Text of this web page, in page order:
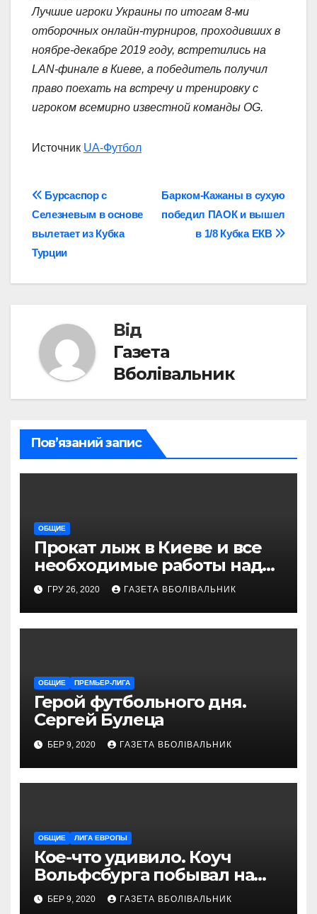
Лучшие игроки Украины по итогам 8-ми
отборочных онлайн-турниров, проходивших в
ноябре-декабре 2019 году, встретились на
LAN-финале в Киеве, а победитель получил
право поехать на встречу и тренировку с
игроком всемирно известной команды OG.
Источник UA-Футбол
Навігація
записів
Барком-Кажаны в сухую
победил ПАОК и вышел
в 1/8 Кубка ЕКВ
Бурсаспор с
Селезневым в основе
вылетает из Кубка
Турции
Від
Газета
Вболівальник
Пов’язаний запис
ОБЩИЕ
Прокат лыж в Киеве и все
необходимые работы над
снаряжением, которое
проводит магазин
«VELOPARK»
ГРУ 26, 2020 ГАЗЕТА ВБОЛІВАЛЬНИК
ОБЩИЕ ПРЕМЬЕР-ЛИГА
Герой футбольного дня.
Сергей Булеца
БЕР 9, 2020 ГАЗЕТА ВБОЛІВАЛЬНИК
ОБЩИЕ ЛИГА ЕВРОПЫ
Кое-что удивило. Коуч
Вольфсбурга побывал на
матче Шахтера с Колосом
БЕР 9, 2020 ГАЗЕТА ВБОЛІВАЛЬНИК